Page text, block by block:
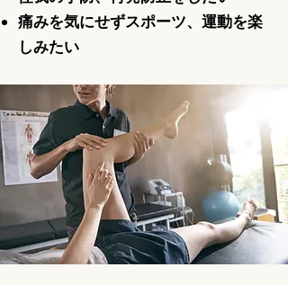
痛みを気にせずスポーツ、運動を楽
しみたい